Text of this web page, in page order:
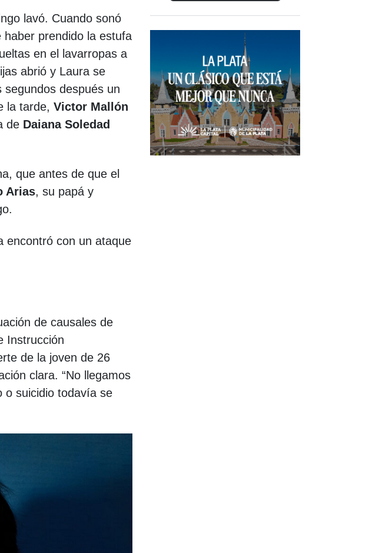
lavó. Cuando sonó
haber prendido la estufa
en el lavarropas a
abrió y Laura se
después un
la tarde, Victor Mallón
de Daiana Soledad
que antes de que el
Arias, su papá y
con un ataque
de causales de
Instrucción
de la joven de 26
clara. “No llegamos
o suicidio todavía se